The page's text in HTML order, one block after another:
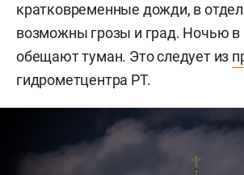
кратковременные дожди, в
возможны грозы и град. Ночью в
обещают туман. Это следует из
гидрометцентра РТ.